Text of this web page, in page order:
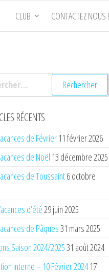
CLUB CONTACTEZ NOUS !
:
RÉCENTS
de Février 11 février 2026
de Noël 13 décembre 2025
de Toussaint6 octobre
d’été29 juin 2025
de Pâques31 mars 2025
Saison 2024/202531 août 2024
interne – 10 Février 2024 17